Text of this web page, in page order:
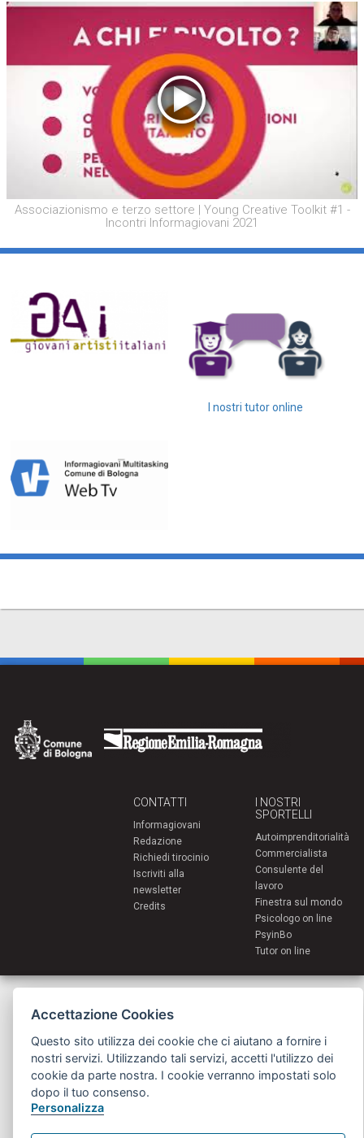
Associazionismo e terzo settore | Young Creative Toolkit #1 -
Incontri Informagiovani 2021
I nostri tutor online
CONTATTI
Informagiovani
Redazione
Richiedi tirocinio
Iscriviti alla
newsletter
Credits
I NOSTRI
SPORTELLI
Autoimprenditorialità
Commercialista
Consulente del
lavoro
Finestra sul mondo
Psicologo on line
PsyinBo
Tutor on line
giovani@comune.bologna.it
Accettazione Cookies
Questo sito utilizza dei cookie che ci aiutano a fornire i
nostri servizi. Utilizzando tali servizi, accetti l'utilizzo dei
cookie da parte nostra. I cookie verranno impostati solo
dopo il tuo consenso.
Personalizza